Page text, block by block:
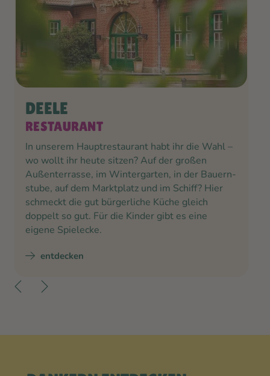
DEELE
RESTAURANT
In unserem Hauptrestaurant habt ihr die Wahl –
wo wollt ihr heute sitzen? Auf der großen
Außen­terrasse, im Wintergarten, in der Bauern­
stube, auf dem Marktplatz und im Schiff? Hier
schmeckt die gut bürgerliche Küche gleich
doppelt so gut. Für die Kinder gibt es eine
eigene Spielecke.
entdecken